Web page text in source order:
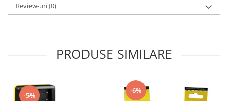
Review-uri(0)
PRODUSE SIMILARE
-5%
-6%